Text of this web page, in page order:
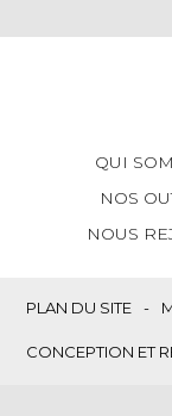
FooterQUI
NOS
NOUS
Footer
PLAN DU SITE
CONCEPTION ET